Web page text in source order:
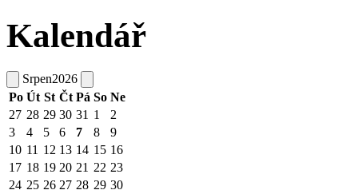
Kalendář
Srpen2026
Po Út St Čt Pá So Ne
27 28 29 30 31 1
2
3
4 5 6 7 8
9
10 11 12 13 14 15 16
17 18 19 20 21 22 23
24 25 26 27 28 29 30